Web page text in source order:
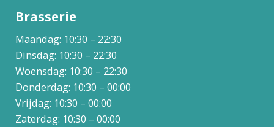
Brasserie
Maandag: 10:30 – 22:30
Dinsdag: 10:30 – 22:30
Woensdag: 10:30 – 22:30
Donderdag: 10:30 – 00:00
Vrijdag: 10:30 – 00:00
Zaterdag: 10:30 – 00:00